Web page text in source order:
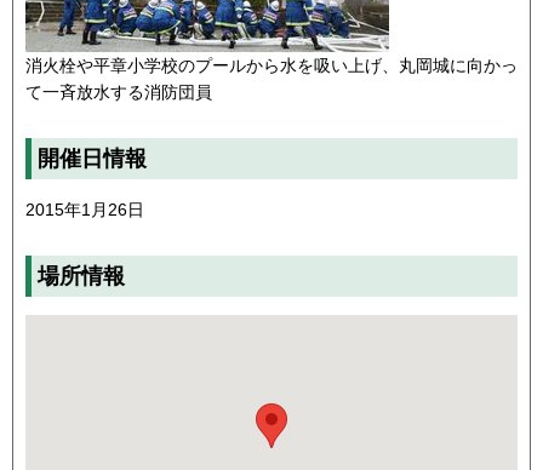
消火栓や平章小学校のプールから水を吸い上げ、丸岡城に向かっ
て一斉放水する消防団員
開催日情報
2015年1月26日
場所情報